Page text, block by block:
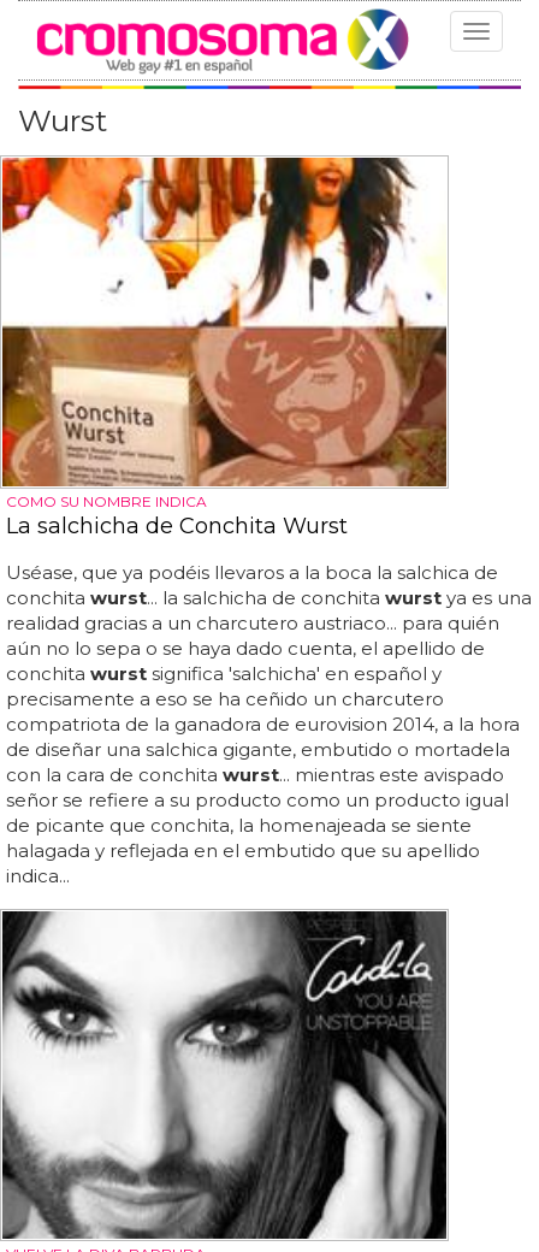
Toggle
Wurst
COMO SU NOMBRE INDICA
La salchicha de Conchita Wurst
Uséase, que ya podéis llevaros a la boca la salchica de
conchita wurst... la salchicha de conchita wurst ya es una
realidad gracias a un charcutero austriaco... para quién
aún no lo sepa o se haya dado cuenta, el apellido de
conchita wurst significa 'salchicha' en español y
precisamente a eso se ha ceñido un charcutero
compatriota de la ganadora de eurovision 2014, a la hora
de diseñar una salchica gigante, embutido o mortadela
con la cara de conchita wurst... mientras este avispado
señor se refiere a su producto como un producto igual
de picante que conchita, la homenajeada se siente
halagada y reflejada en el embutido que su apellido
indica...